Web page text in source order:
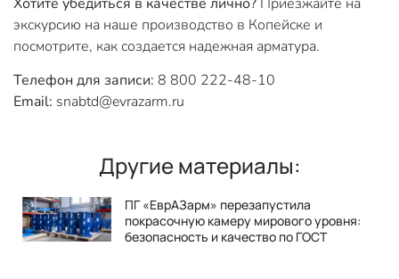
Другие материалы:
ПГ «ЕврАЗарм» перезапустила
покрасочную камеру мирового уровня:
безопасность и качество по ГОСТ
экскурсию на наше производство в Копейске и
посмотрите, как создается надежная арматура.
Телефон для записи: 8 800 222-48-10
Email: snabtd@evrazarm.ru